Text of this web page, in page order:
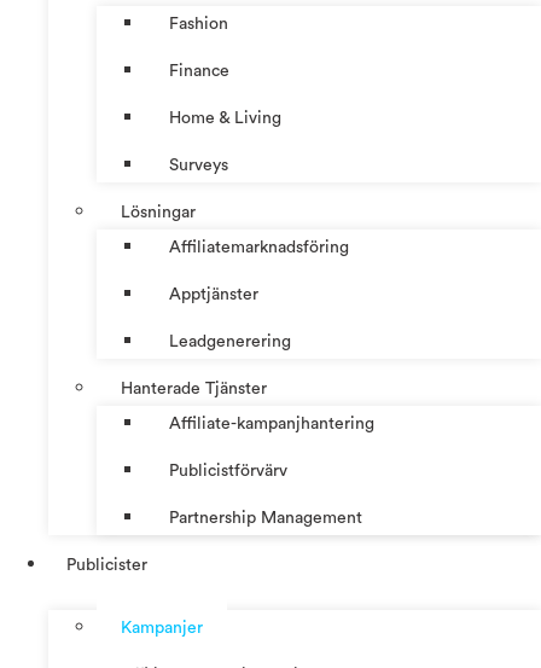
Fashion
Finance
Home & Living
Surveys
Lösningar
Affiliatemarknadsföring
Apptjänster
Leadgenerering
Hanterade Tjänster
Affiliate-kampanjhantering
Publicistförvärv
Partnership Management
Publicister
Kampanjer